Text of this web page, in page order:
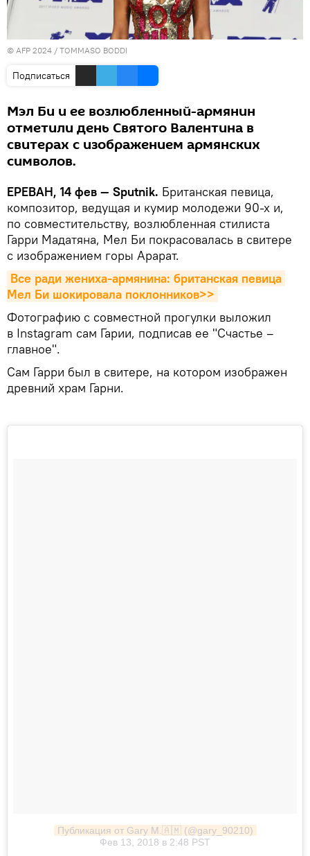
© AFP 2024 / TOMMASO BODDI
Подписаться
Мэл Би и ее возлюбленный-армянин
отметили день Святого Валентина в
свитерах с изображением армянских
символов.
ЕРЕВАН, 14 фев — Sputnik. Британская певица,
композитор, ведущая и кумир молодежи 90-х и,
по совместительству, возлюбленная стилиста
Гарри Мадатяна, Мел Би покрасовалась в свитере
с изображением горы Арарат.
Все ради жениха-армянина: британская певица
Мел Би шокировала поклонников>>
Фотографию с совместной прогулки выложил
в Instagram сам Гарии, подписав ее "Счастье –
главное".
Сам Гарри был в свитере, на котором изображен
древний храм Гарни.
Публикация от Gary M.🇦🇲 (@gary_90210)
Фев 13, 2018 в 2:48 PST